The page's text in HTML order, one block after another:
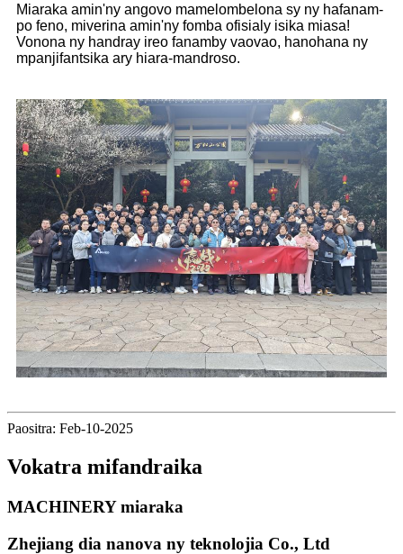
Miaraka amin'ny angovo mamelombelona sy ny hafanam-
po feno, miverina amin'ny fomba ofisialy isika miasa!
Vonona ny handray ireo fanamby vaovao, hanohana ny
mpanjifantsika ary hiara-mandroso.
Paositra: Feb-10-2025
Vokatra mifandraika
MACHINERY miaraka
Zhejiang dia nanova ny teknolojia Co., Ltd